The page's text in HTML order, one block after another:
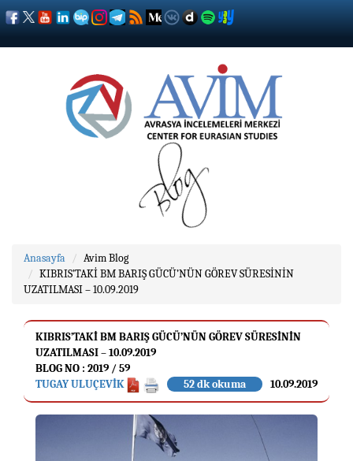
Anasayfa
Avim Blog
KIBRIS’TAKİ BM BARIŞ GÜCÜ’NÜN GÖREV SÜRESİNİN
UZATILMASI – 10.09.2019
KIBRIS’TAKİ BM BARIŞ GÜCÜ’NÜN GÖREV SÜRESİNİN
UZATILMASI – 10.09.2019
BLOG NO : 2019 / 59
TUGAY ULUÇEVİK
10.09.2019
52 dk okuma